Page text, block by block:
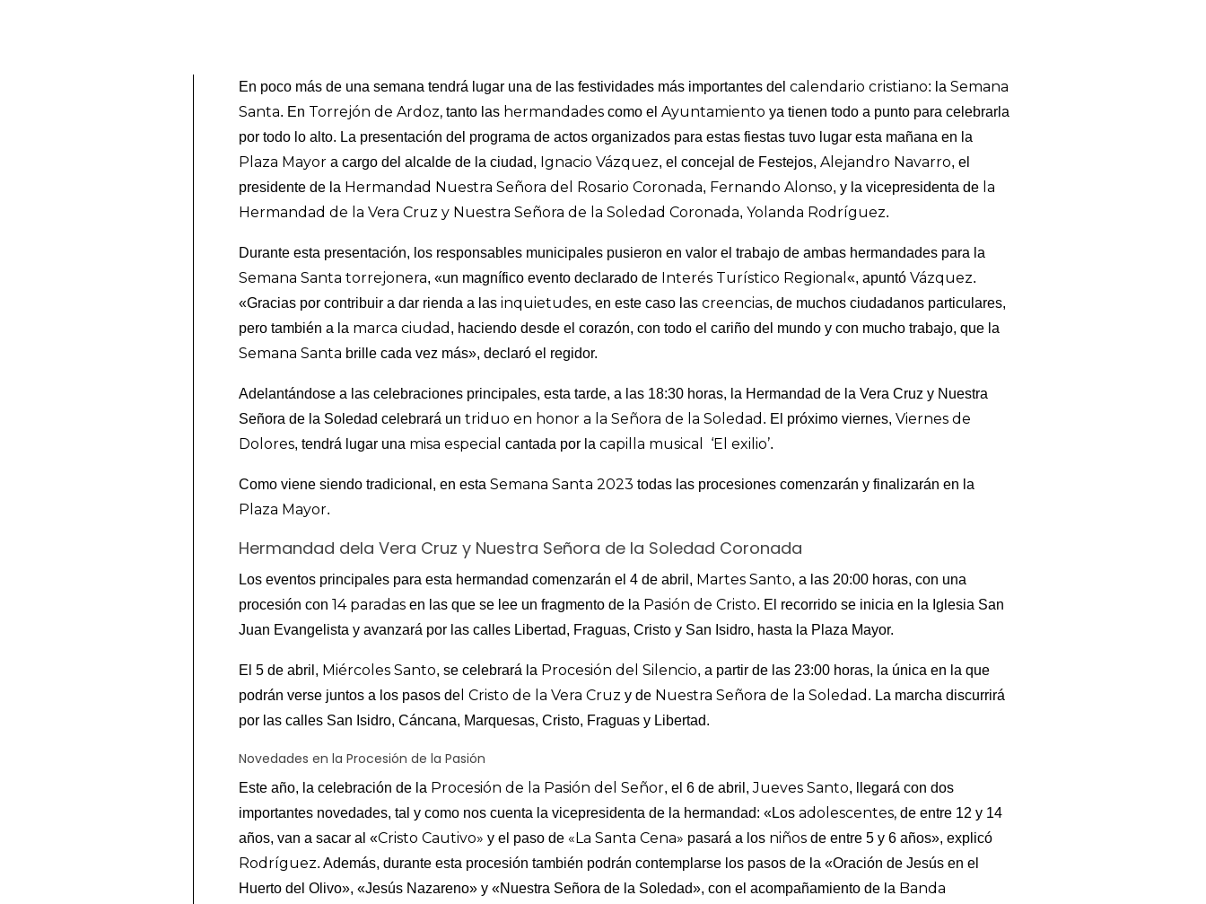
En poco más de una semana tendrá lugar una de las festividades más importantes delcalendario cristiano: laSemana
Santa. En Torrejón de Ardoz, tanto las hermandades como elAyuntamiento ya tienen todo a punto para celebrarla
por todo lo alto. La presentación del programa de actos organizados para estas fiestas tuvo lugar esta mañana en la
Plaza Mayor a cargo del alcalde de la ciudad, Ignacio Vázquez, el concejal de Festejos,Alejandro Navarro, el
presidente de la Hermandad Nuestra Señora del Rosario Coronada, Fernando Alonso, y la vicepresidenta de la
Hermandad de la Vera Cruz y Nuestra Señora de la Soledad Coronada,Yolanda Rodríguez.
Durante esta presentación, los responsables municipales pusieron en valor el trabajo de ambas hermandades para la
Semana Santa torrejonera, «un magnífico evento declarado de Interés Turístico Regional«, apuntóVázquez.
«Gracias por contribuir a dar rienda a las inquietudes, en este caso las creencias, de muchos ciudadanos particulares,
pero también a la marca ciudad , haciendo desde el corazón, con todo el cariño del mundo y con mucho trabajo, que la
Semana Santa brille cada vez más», declaró el regidor.
Adelantándose a las celebraciones principales, esta tarde, a las 18:30 horas, la Hermandad de la Vera Cruz y Nuestra
Señora de la Soledad celebrará un triduo en honor a la Señora de la Soledad . El próximo viernes,Viernes de
Dolores, tendrá lugar una misa especial cantada por lacapilla musical ‘El exilio’.
Como viene siendo tradicional, en estaSemana Santa 2023 todas las procesiones comenzarán y finalizarán en la
Plaza Mayor.
Hermandad dela Vera Cruz y Nuestra Señora de la Soledad Coronada
Los eventos principales para esta hermandad comenzarán el 4 de abril, Martes Santo, a las 20:00 horas, con una
procesión con 14 paradas en las que se lee un fragmento de la Pasión de Cristo. El recorrido se inicia en la Iglesia San
Juan Evangelista y avanzará por las calles Libertad, Fraguas, Cristo y San Isidro, hasta la Plaza Mayor.
El 5 de abril, Miércoles Santo, se celebrará la Procesión del Silencio, a partir de las 23:00 horas, la única en la que
podrán verse juntos a los pasos de l Cristo de la Vera Cruz y de Nuestra Señora de la Soledad . La marcha discurrirá
por las calles San Isidro, Cáncana, Marquesas, Cristo, Fraguas y Libertad.
Novedades en la Procesión de la Pasión
Este año, la celebración de la Procesión de la Pasión del Señor, el 6 de abril,Jueves Santo, llegará con dos
importantes novedades, tal y como nos cuenta la vicepresidenta de la hermandad: «Los adolescentes, de entre 12 y 14
años, van a sacar al «Cristo Cautivo» y el paso de «La Santa Cena» pasará a los niños de entre 5 y 6 años», explicó
Rodríguez. Además, durante esta procesión también podrán contemplarse los pasos de la «Oración de Jesús en el
Huerto del Olivo», «Jesús Nazareno» y «Nuestra Señora de la Soledad», con el acompañamiento de la Banda